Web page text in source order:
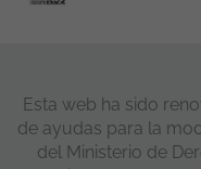
Esta web ha sido
de ayudas para la
del Ministerio de